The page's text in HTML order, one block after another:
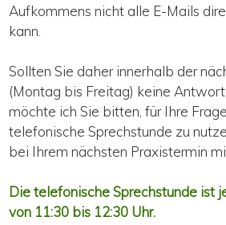
Aufkommens nicht alle E-Mails
kann.
Sollten Sie daher innerhalb der
(Montag bis Freitag) keine Antwort
möchte ich Sie bitten, für Ihre
telefonische Sprechstunde zu
bei Ihrem nächsten Praxistermin
Die telefonische Sprechstunde ist
von 11:30 bis 12:30 Uhr.